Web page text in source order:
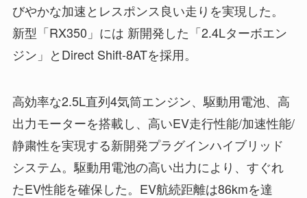
びやかな加速とレスポンス良い走りを実現した。
新型「RX350」には 新開発した「2.4Lターボエン
ジン」とDirect Shift-8ATを採用。
高効率な2.5L直列4気筒エンジン、駆動用電池、高
出力モーターを搭載し、高いEV走行性能/加速性能/
静粛性を実現する新開発プラグインハイブリッド
システム。駆動用電池の高い出力により、すぐれ
たEV性能を確保した。EV航続距離は86kmを達